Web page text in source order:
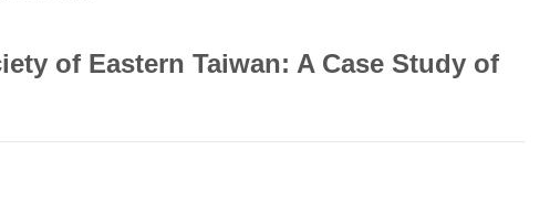
of Eastern Taiwan: A Case Study of